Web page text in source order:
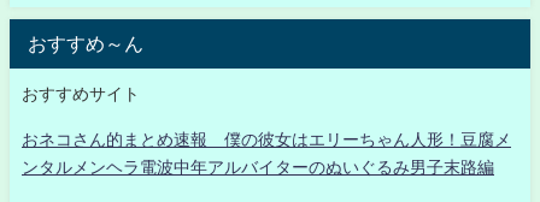
おすすめ～ん
おすすめサイト
おネコさん的まとめ速報 僕の彼女はエリーちゃん人形！豆腐メ
ンタルメンヘラ電波中年アルバイターのぬいぐるみ男子末路編